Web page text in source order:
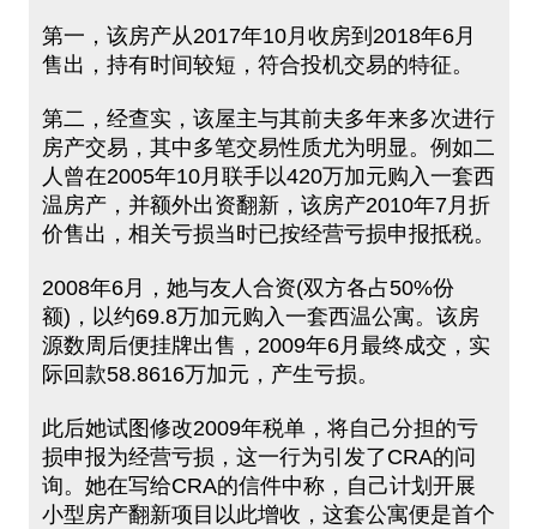
第一，该房产从2017年10月收房到2018年6月
售出，持有时间较短，符合投机交易的特征。
第二，经查实，该屋主与其前夫多年来多次进行
房产交易，其中多笔交易性质尤为明显。例如二
人曾在2005年10月联手以420万加元购入一套西
温房产，并额外出资翻新，该房产2010年7月折
价售出，相关亏损当时已按经营亏损申报抵税。
2008年6月，她与友人合资(双方各占50%份
额)，以约69.8万加元购入一套西温公寓。该房
源数周后便挂牌出售，2009年6月最终成交，实
际回款58.8616万加元，产生亏损。
此后她试图修改2009年税单，将自己分担的亏
损申报为经营亏损，这一行为引发了CRA的问
询。她在写给CRA的信件中称，自己计划开展
小型房产翻新项目以此增收，这套公寓便是首个